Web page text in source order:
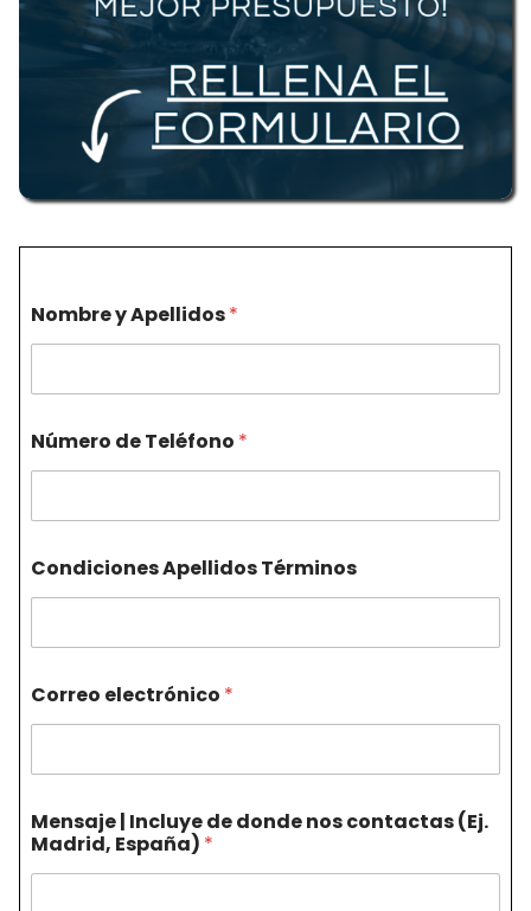
Nombre y Apellidos*
Número de Teléfono *
Condiciones Apellidos Términos
Correo electrónico *
Mensaje | Incluye de donde nos contactas (Ej.
Madrid, España) *